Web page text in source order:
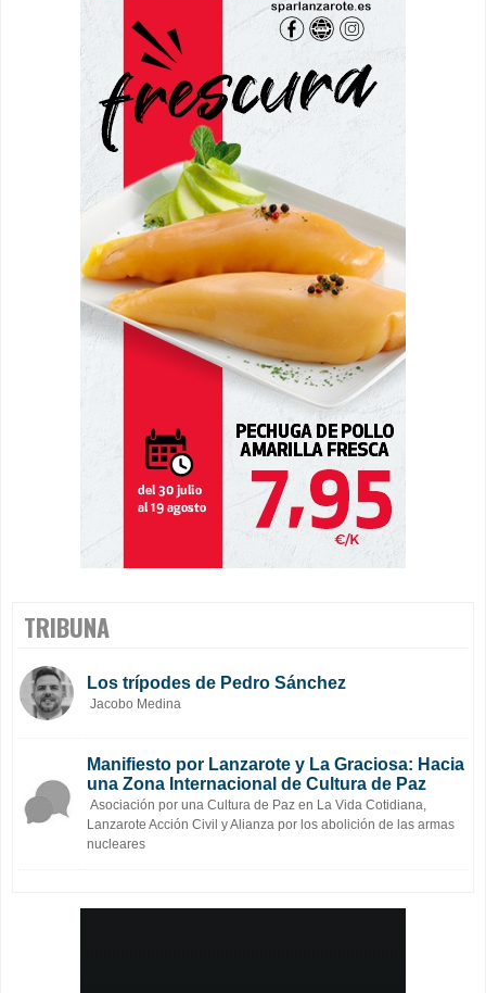
TRIBUNA
Los trípodes de Pedro Sánchez
Jacobo Medina
Manifiesto por Lanzarote y La Graciosa: Hacia
una Zona Internacional de Cultura de Paz
Asociación por una Cultura de Paz en La Vida Cotidiana,
Lanzarote Acción Civil y Alianza por los abolición de las armas
nucleares